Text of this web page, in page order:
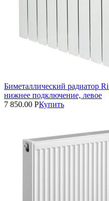
Биметаллический радиатор
нижнее подключение, левое
7 850.00 РКупить